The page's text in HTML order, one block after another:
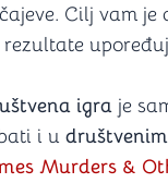
Cilj vam
igra je
i u
Murders &